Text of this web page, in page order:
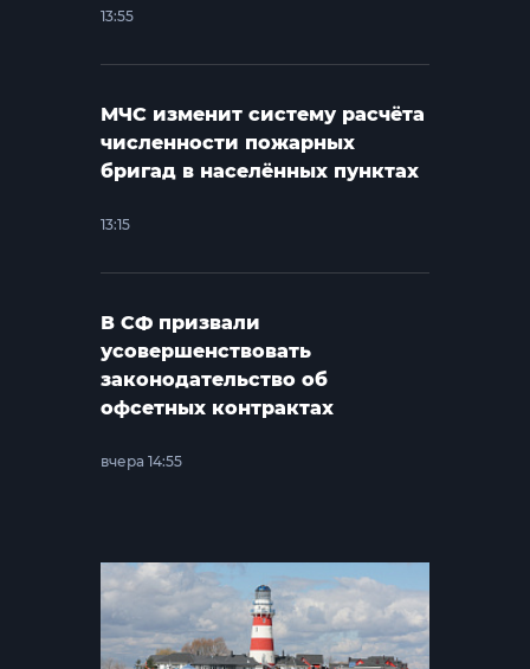
13:55
МЧС изменит систему расчёта
численности пожарных
бригад в населённых пунктах
13:15
В СФ призвали
усовершенствовать
законодательство об
офсетных контрактах
вчера 14:55